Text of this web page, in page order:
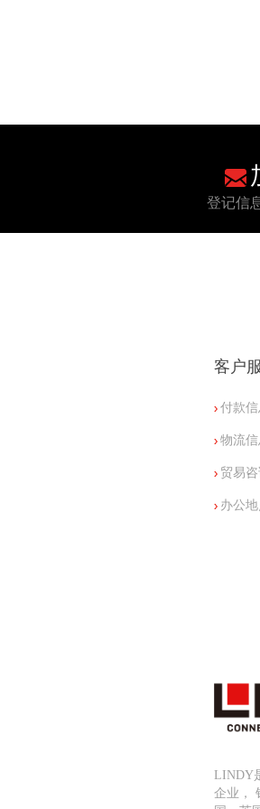
登记信
客户
付款信
物流信
贸易
办公
LINDY
企业，